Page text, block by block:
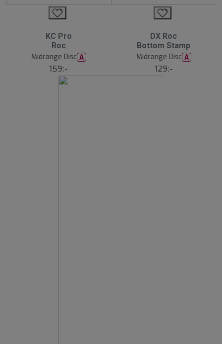
KC Pro
Roc
Midrange Disc A
159:-
DX Roc
Bottom Stamp
Midrange Disc A
129:-